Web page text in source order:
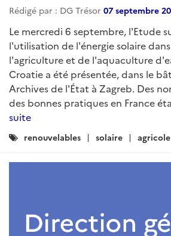
Rédigé par : DG Trésor 07 septembre
Le mercredi 6 septembre, l'Etude
l'utilisation de l'énergie solaire
l'agriculture et de l'aquaculture
Croatie a été présentée, dans le
Archives de l'État à Zagreb. Des
des bonnes pratiques en France
suite
Catégories
renouvelables solaire agricole